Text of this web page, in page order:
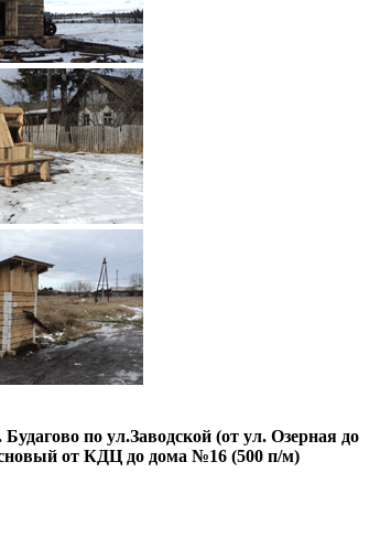
по ул.Заводской (от ул. Озерная до
от КДЦ до дома №16 (500 п/м)